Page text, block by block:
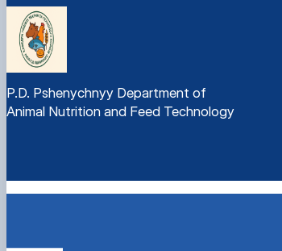
P.D. Pshenychnyy Department of
Animal Nutrition and Feed Technology